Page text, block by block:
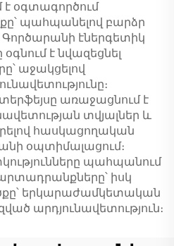
է օգտագործում
պահպանելով բարձր
Գործարանի էներգետիկ
է նվազեցնել
աջակցելով
առաջացնում է
տվյալներ և
հասկացողական
օպտիմալացում։
պահպանում
իսկ
երկարաժամկետական
արդյունավետություն։